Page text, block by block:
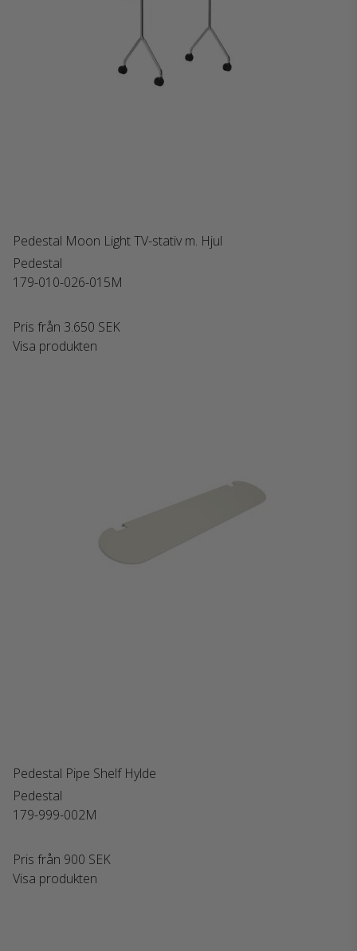
Pedestal Moon Light TV-stativ m. Hjul
Pedestal
179-010-026-015M
Pris från 3.650 SEK
Visa produkten
Pedestal Pipe Shelf Hylde
Pedestal
179-999-002M
Pris från 900 SEK
Visa produkten